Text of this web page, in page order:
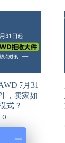
7月31
，卖家如
式？
0